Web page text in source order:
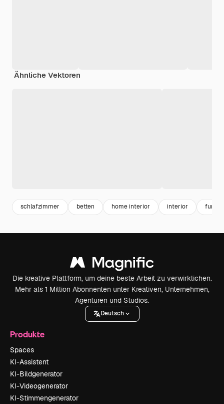
Ähnliche Vektoren
schlafzimmer betten home interior interior
Die kreative Plattform, um deine beste Arbeit zu verwirklichen.
Mehr als 1 Million Abonnenten unter Kreativen, Unternehmen,
Agenturen und Studios.
Deutsch
Produkte
Spaces
KI-Assistent
KI-Bildgenerator
KI-Videogenerator
KI-Stimmengenerator